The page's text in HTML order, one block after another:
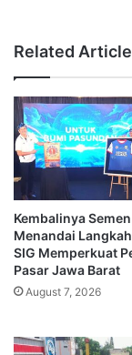
Related
Kembalinya
Menandai
SIG Memperkuat
Pasar Jawa Barat
August 7, 2026